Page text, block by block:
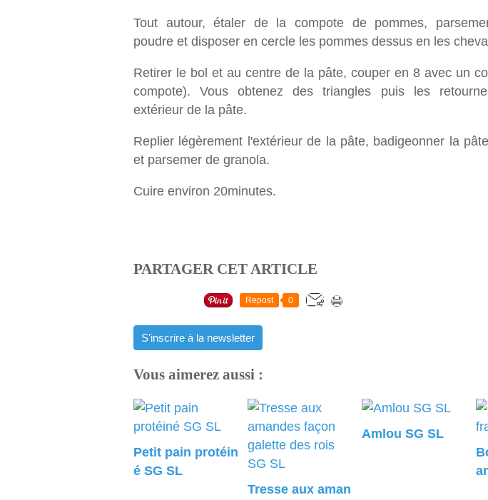
Tout autour, étaler de la compote de pommes,
poudre et disposer en cercle les pommes dessus en les
Retirer le bol et au centre de la pâte, couper en 8 avec un
compote). Vous obtenez des triangles puis les
extérieur de la pâte.
Replier légèrement l'extérieur de la pâte, badigeonner la
et parsemer de granola.
Cuire environ 20minutes.
PARTAGER CET ARTICLE
Repost 0
S'inscrire à la newsletter
Vous aimerez aussi :
Petit pain protéin
é SG SL
Tresse aux aman
Amlou SG SL